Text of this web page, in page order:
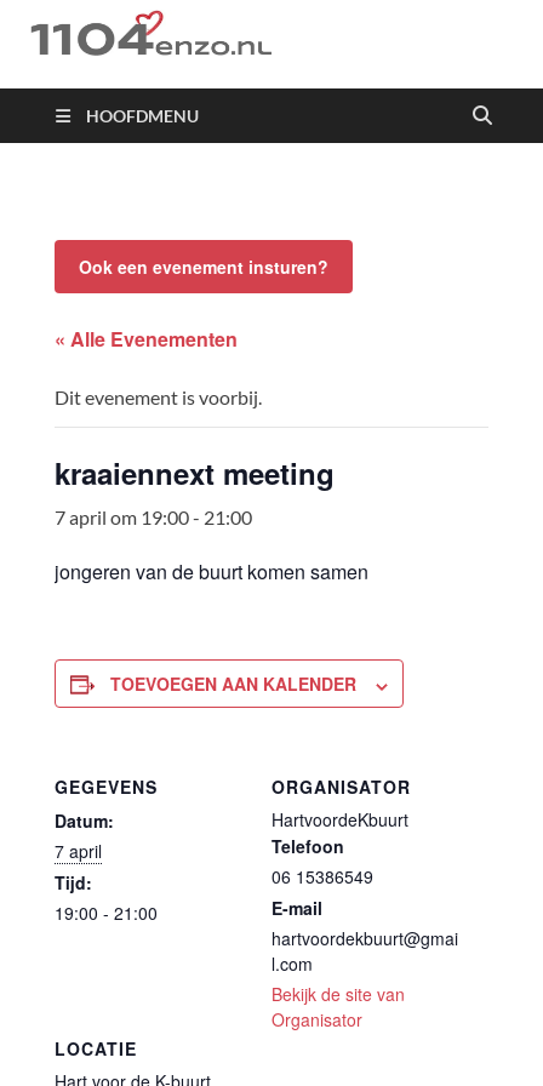
1104 en zo
HOOFDMENU
Ook een evenement insturen?
« Alle Evenementen
Dit evenement is voorbij.
kraaiennext meeting
7 april om 19:00- 21:00
jongeren van de buurt komen samen
TOEVOEGEN AAN KALENDER
GEGEVENS
Datum:
7 april
Tijd:
19:00 - 21:00
LOCATIE
ORGANISATOR
HartvoordeKbuurt
Telefoon
06 15386549
E-mail
hartvoordekbuurt@gmai
l.com
Bekijk de site van
Organisator